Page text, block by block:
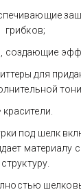
грибков;
создающие
для
красители.
под шелк
материалу
структуру.